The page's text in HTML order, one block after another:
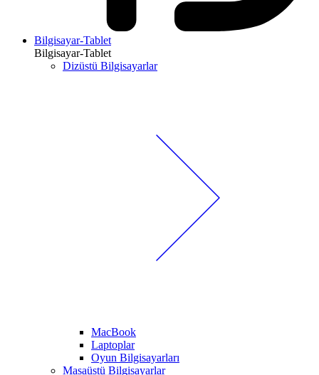
Bilgisayar-Tablet
Bilgisayar-Tablet
Dizüstü Bilgisayarlar
MacBook
Laptoplar
Oyun Bilgisayarları
Masaüstü Bilgisayarlar